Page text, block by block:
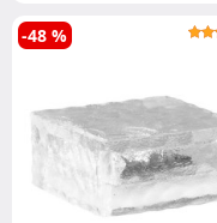
télé..
-48 %